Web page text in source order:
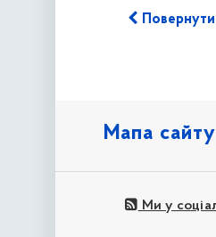
Мапа сайту
Ми у